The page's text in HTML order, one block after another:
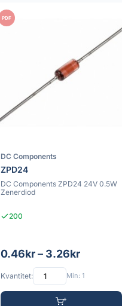
PDF
DC Components
ZPD24
DC Components ZPD24 24V 0.5W
Zenerdiod
200
0.46kr – 3.26kr
Kvantitet: Min: 1